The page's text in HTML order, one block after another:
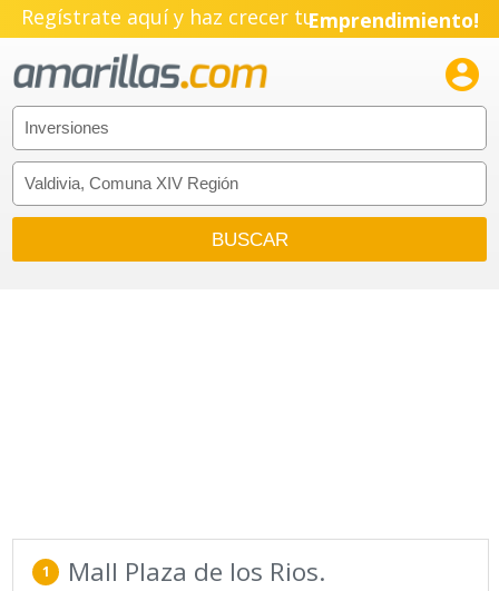
Regístrate aquí y haz crecer tuEmprendimiento!

1 Mall Plaza de los Rios.